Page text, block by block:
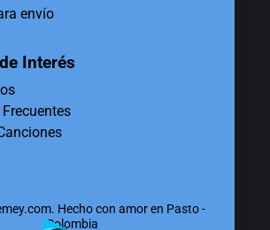
envío
Interés
Hecho con amor en Pasto -
Colombia